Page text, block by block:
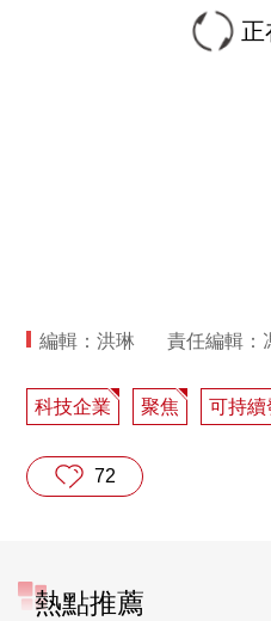
正
編輯：洪琳 責任編輯：
科技企業 聚焦 可持續
72
熱點推薦